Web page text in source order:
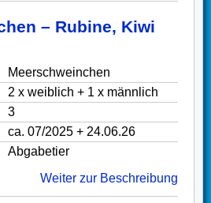
– Rubine, Kiwi
Meerschweinchen
2 x weiblich + 1 x männlich
3
ca. 07/2025 + 24.06.26
Abgabetier
Weiter zur Beschreibung